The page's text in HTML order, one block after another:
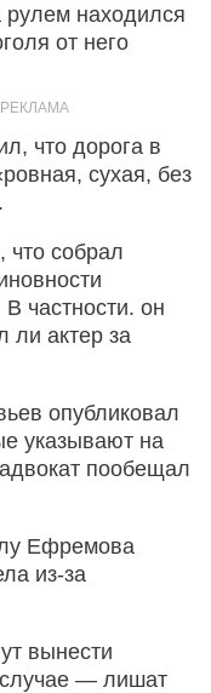
находился
от него
что дорога в
сухая, без
что собрал
частности. он
ли актер за
опубликовал
указывают на
пообещал
Ефремова
из-за
вынести
— лишат